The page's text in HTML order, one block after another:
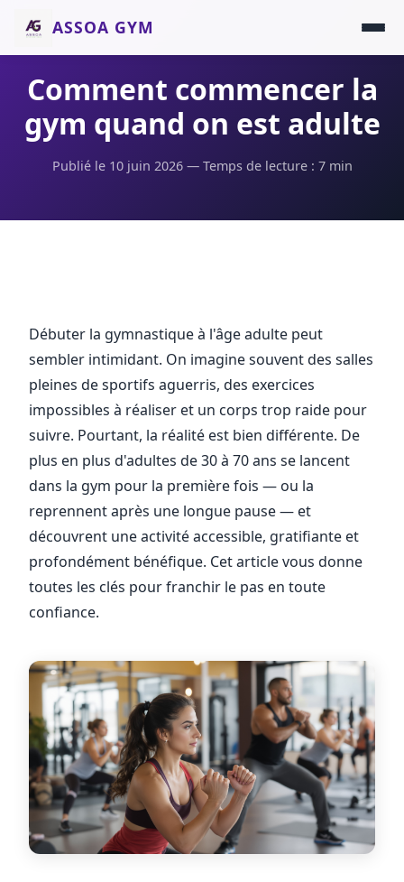
ASSOA GYM
Comment commencer la
gym quand on est adulte
Publié le 10 juin 2026 — Temps de lecture : 7 min
Débuter la gymnastique à l'âge adulte peut
sembler intimidant. On imagine souvent des salles
pleines de sportifs aguerris, des exercices
impossibles à réaliser et un corps trop raide pour
suivre. Pourtant, la réalité est bien différente. De
plus en plus d'adultes de 30 à 70 ans se lancent
dans la gym pour la première fois — ou la
reprennent après une longue pause — et
découvrent une activité accessible, gratifiante et
profondément bénéfique. Cet article vous donne
toutes les clés pour franchir le pas en toute
confiance.